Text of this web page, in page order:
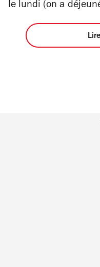
le lundi (on a